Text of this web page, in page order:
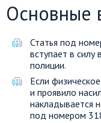
Основные
Статья под
вступает в силу
полиции.
Если
и проявило
накладывается
под номером